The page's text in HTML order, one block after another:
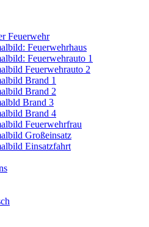
Feuerwehr
Feuerwehrhaus
Feuerwehrauto 1
Feuerwehrauto 2
Brand 1
Brand 2
Brand 3
Brand 4
Feuerwehrfrau
Großeinsatz
Einsatzfahrt